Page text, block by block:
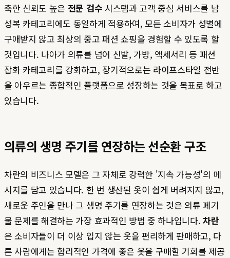
축한 신뢰도 높은 전문 검수 시스템과 고객 중심 서비스를 남
성복 카테고리에도 동일하게 적용하여, 모든 소비자가 성별에
구애받지 않고 최상의 중고 패션 쇼핑을 경험할 수 있도록 할
것입니다. 나아가 의류를 넘어 신발, 가방, 액세서리 등 패션
잡화 카테고리를 강화하고, 장기적으로는 라이프스타일 전반
을 아우르는 종합적인 플랫폼으로 성장하는 것을 목표로 하고
있습니다.
의류의 생명 주기를 연장하는 선순환 구조
차란의 비즈니스 모델은 그 자체로 강력한 '지속 가능성'의 메
시지를 담고 있습니다. 한 번 생산된 옷이 쉽게 버려지지 않고,
새로운 주인을 만나 그 생명 주기를 연장하는 것은 의류 폐기
물 문제를 해결하는 가장 효과적인 방법 중 하나입니다.차란
은 소비자들이 더 이상 입지 않는 옷을 편리하게 판매하고, 다
른 사람에게는 합리적인 가격에 좋은 옷을 구매할 기회를 제공